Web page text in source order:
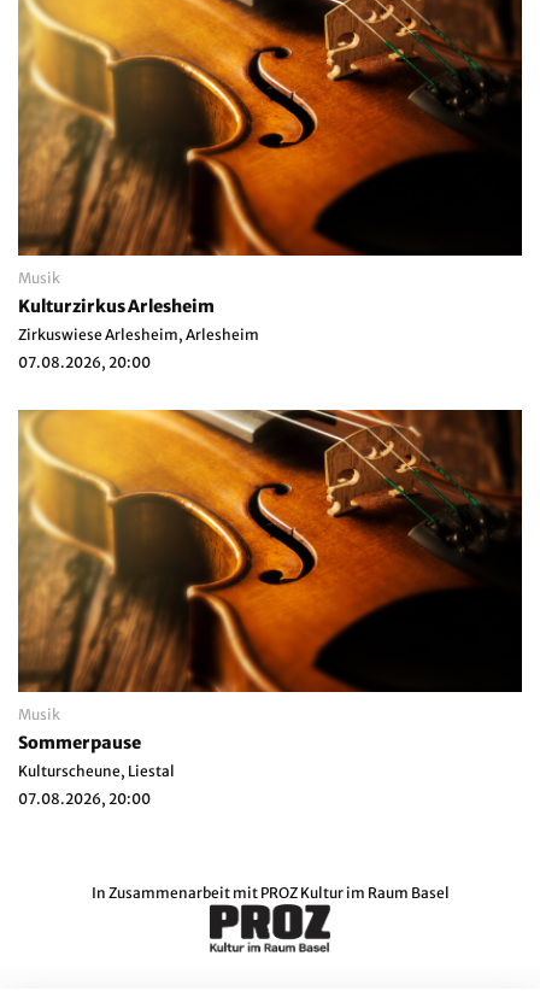
Musik
Kulturzirkus Arlesheim
Zirkuswiese Arlesheim, Arlesheim
07.08.2026, 20:00
Musik
Sommerpause
Kulturscheune, Liestal
07.08.2026, 20:00
In Zusammenarbeit mit PROZ Kultur im Raum Basel